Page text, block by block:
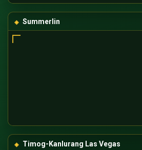
Summerlin
Timog-Kanlurang Las Vegas